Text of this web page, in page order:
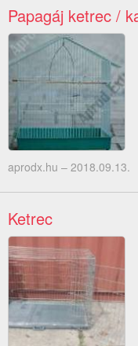
Papagáj ketrec /
aprodx.hu – 2018.09.13.
Ketrec